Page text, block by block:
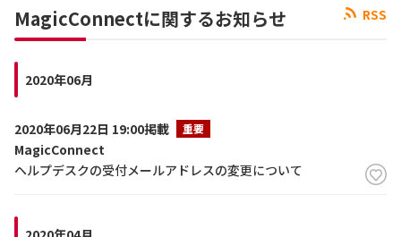
オフィシャルサイト
RSS
MagicConnectに関するお知らせ
2020年06月
2020年06月22日 19:00掲載 重要
MagicConnect
ヘルプデスクの受付メールアドレスの変更について